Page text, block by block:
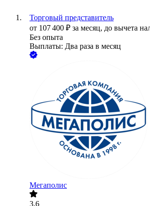
Торговый представитель
от 107 400 ₽ за месяц, до вычета
Без опыта
Выплаты: Два раза в месяц
Мегаполис
3.6